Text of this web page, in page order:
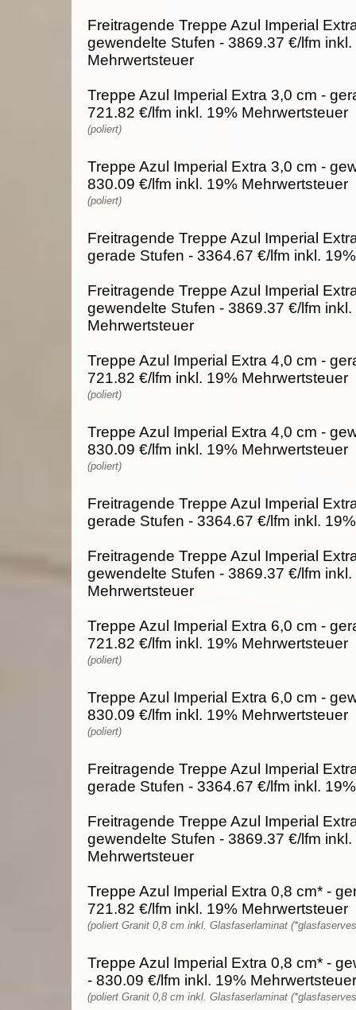
Freitragende Treppe Azul Imperial
gewendelte Stufen - 3869.37 €/lfm inkl.
Mehrwertsteuer
Treppe Azul Imperial Extra 3,0 cm -
721.82 €/lfm inkl. 19% Mehrwertsteuer
(poliert)
Treppe Azul Imperial Extra 3,0 cm -
830.09 €/lfm inkl. 19% Mehrwertsteuer
(poliert)
Freitragende Treppe Azul Imperial
gerade Stufen - 3364.67 €/lfm inkl.
Freitragende Treppe Azul Imperial
gewendelte Stufen - 3869.37 €/lfm inkl.
Mehrwertsteuer
Treppe Azul Imperial Extra 4,0 cm -
721.82 €/lfm inkl. 19% Mehrwertsteuer
(poliert)
Treppe Azul Imperial Extra 4,0 cm -
830.09 €/lfm inkl. 19% Mehrwertsteuer
(poliert)
Freitragende Treppe Azul Imperial
gerade Stufen - 3364.67 €/lfm inkl.
Freitragende Treppe Azul Imperial
gewendelte Stufen - 3869.37 €/lfm inkl.
Mehrwertsteuer
Treppe Azul Imperial Extra 6,0 cm -
721.82 €/lfm inkl. 19% Mehrwertsteuer
(poliert)
Treppe Azul Imperial Extra 6,0 cm -
830.09 €/lfm inkl. 19% Mehrwertsteuer
(poliert)
Freitragende Treppe Azul Imperial
gerade Stufen - 3364.67 €/lfm inkl.
Freitragende Treppe Azul Imperial
gewendelte Stufen - 3869.37 €/lfm inkl.
Mehrwertsteuer
Treppe Azul Imperial Extra 0,8 cm* -
721.82 €/lfm inkl. 19% Mehrwertsteuer
(poliert Granit 0,8 cm inkl. Glasfaserlaminat
Treppe Azul Imperial Extra 0,8 cm* -
- 830.09 €/lfm inkl. 19% Mehrwertsteuer
(poliert Granit 0,8 cm inkl. Glasfaserlaminat